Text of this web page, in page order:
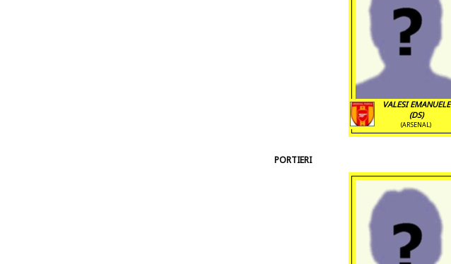
VALESI EMANUELE
(DS)
(ARSENAL)
PORTIERI